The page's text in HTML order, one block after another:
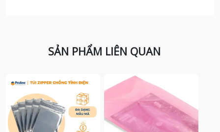
SẢN PHẨM LIÊN QUAN